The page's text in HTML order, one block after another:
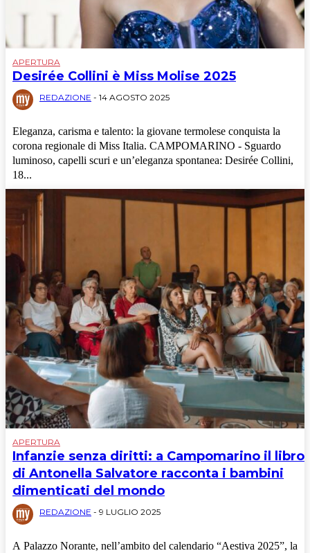
Politica
Sport
APERTURA
Desirée Collini è Miss Molise 2025
REDAZIONE - 14 AGOSTO 2025
Eleganza, carisma e talento: la giovane termolese conquista la
corona regionale di Miss Italia. CAMPOMARINO - Sguardo
luminoso, capelli scuri e un’eleganza spontanea: Desirée Collini,
18...
APERTURA
Infanzie senza diritti: a Campomarino il libro
di Antonella Salvatore racconta i bambini
dimenticati del mondo
REDAZIONE - 9 LUGLIO 2025
A Palazzo Norante, nell’ambito del calendario “Aestiva 2025”, la